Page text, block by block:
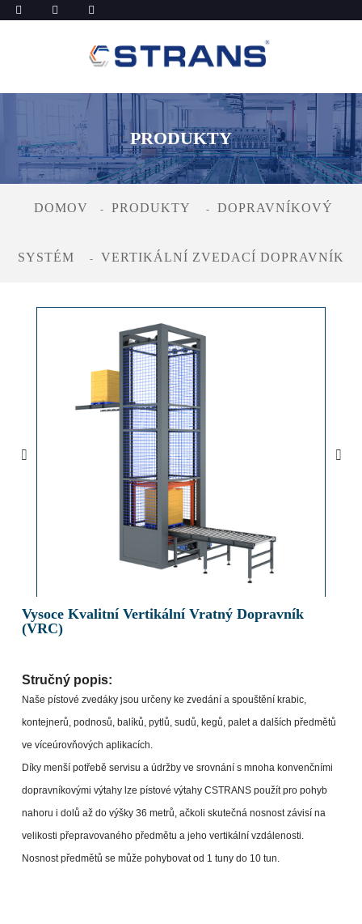
PRODUKTY
DOMOV PRODUKTY DOPRAVNÍKOVÝ
SYSTÉM VERTIKÁLNÍ ZVEDACÍ DOPRAVNÍK
Vysoce Kvalitní Vertikální Vratný Dopravník
(VRC)
Stručný popis:
Naše pístové zvedáky jsou určeny ke zvedání a spouštění krabic,
kontejnerů, podnosů, balíků, pytlů, sudů, kegů, palet a dalších předmětů
ve víceúrovňových aplikacích.
Díky menší potřebě servisu a údržby ve srovnání s mnoha konvenčními
dopravníkovými výtahy lze pístové výtahy CSTRANS použít pro pohyb
nahoru i dolů až do výšky 36 metrů, ačkoli skutečná nosnost závisí na
velikosti přepravovaného předmětu a jeho vertikální vzdálenosti.
Nosnost předmětů se může pohybovat od 1 tuny do 10 tun.